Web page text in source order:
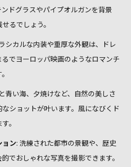
ドグラスやパイプオルガンを背景
るでしょう。
シカルな内装や重厚な外観は、ドレ
でヨーロッパ映画のようなロマンチ
青い海、夕焼けなど、自然の美しさ
ショットが叶います。風になびくド
。
ョン: 洗練された都市の景観や、歴史
でおしゃれな写真を撮影できます。